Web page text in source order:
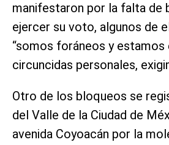
manifestaron por la falta de
ejercer su voto, algunos de
“somos foráneos y estamos
circuncidas personales,
Otro de los bloqueos se
del Valle de la Ciudad de
avenida Coyoacán por la